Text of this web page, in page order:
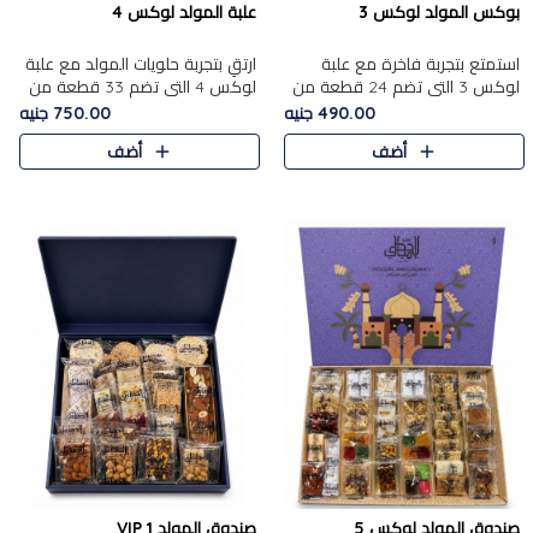
بوكس المولد لوكس 3
استمتع بتجربة فاخرة مع علبة
لوكس 3 التي تضم 24 قطعة من
أشهر حلويات المولد الشرقية
المختارة بعناية. تحتوي التشكيلة
على الجزرية بالفول، والملب..
490.00 جنيه
أضف
علبة المولد لوكس 4
ارتقِ بتجربة حلويات المولد مع علبة
لوكس 4 التي تضم 33 قطعة من
تشكيلة فاخرة ومتنوعة من أشهر
الأصناف الشرقية. تحتوي العلبة على
الجزرية بالفول،..
750.00 جنيه
أضف
صندوق المولد لوكس 5 صندوق المولد VIP 1